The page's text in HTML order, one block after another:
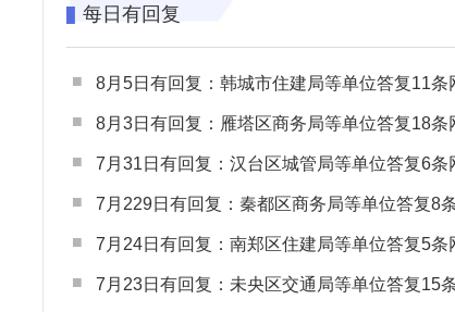
每日有回复
8月5日有回复：韩城市住建局等单位答复11条网民
8月3日有回复：雁塔区商务局等单位答复18条网民
7月31日有回复：汉台区城管局等单位答复6条网民
7月229日有回复：秦都区商务局等单位答复8条网民
7月24日有回复：南郑区住建局等单位答复5条网民
7月23日有回复：未央区交通局等单位答复15条网民